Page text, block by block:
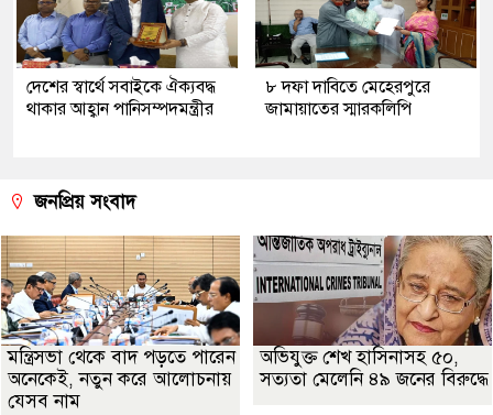
দেশের স্বার্থে সবাইকে ঐক্যবদ্ধ
থাকার আহ্বান পানিসম্পদমন্ত্রীর
৮ দফা দাবিতে মেহেরপুরে
জামায়াতের স্মারকলিপি
জনপ্রিয় সংবাদ
মন্ত্রিসভা থেকে বাদ পড়তে পারেন
অনেকেই, নতুন করে আলোচনায়
যেসব নাম
অভিযুক্ত শেখ হাসিনাসহ ৫০,
সত্যতা মেলেনি ৪৯ জনের বিরুদ্ধে